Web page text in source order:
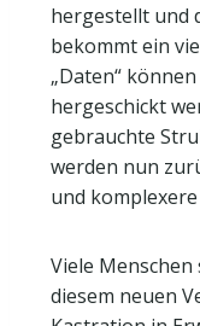
hergestellt und
bekommt ein
„Daten“
hergeschickt
gebrauchte
werden nun
und
Viele
diesem neuen